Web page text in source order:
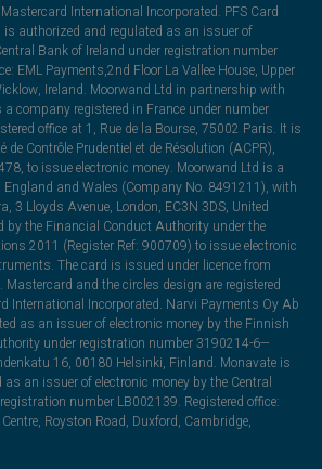
International Incorporated. PFS Card
is authorized and regulated as an issuer of
Bank of Ireland under registration number
EML Payments,2nd Floor La Vallee House, Upper
Ireland. Moorwand Ltd in partnership with
a company registered in France under number
office at 1, Rue de la Bourse, 75002 Paris. It is
Contrôle Prudentiel et de Résolution (ACPR),
to issue electronic money. Moorwand Ltd is a
and Wales (Company No. 8491211), with
3 Lloyds Avenue, London, EC3N 3DS, United
by the Financial Conduct Authority under the
2011 (Register Ref: 900709) to issue electronic
The card is issued under licence from
and the circles design are registered
International Incorporated. Narvi Payments Oy Ab
as an issuer of electronic money by the Finnish
under registration number 3190214-6—
16, 00180 Helsinki, Finland. Monavate is
an issuer of electronic money by the Central
number LB002139. Registered office:
Royston Road, Duxford, Cambridge,